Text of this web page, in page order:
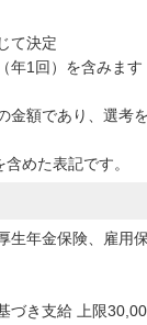
て決定
年1回）を含みます
金額であり、選考
めた表記です。
生年金保険、雇用
づき支給 上限